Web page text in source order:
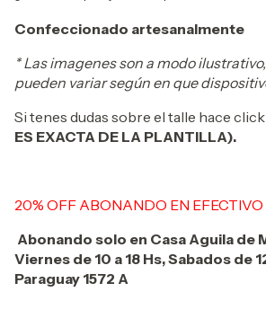
Confeccionado artesanalmente
* Las imagenes son a modo
pueden variar según en que
Si tenes dudas sobre el talle hace click
ES EXACTA DE LA PLANTILLA).
20% OFF ABONANDO EN EFECTIVO
Abonando solo en Casa Aguila de
Viernes de 10 a 18 Hs, Sabados de
Paraguay 1572 A